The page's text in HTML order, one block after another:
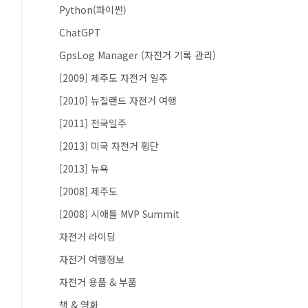
Python(파이썬)
ChatGPT
GpsLog Manager (자전거 기록 관리)
[2009] 제주도 자전거 일주
[2010] 뉴질랜드 자전거 여행
[2011] 전국일주
[2013] 미국 자전거 횡단
[2013] 뉴욕
[2008] 제주도
[2008] 시애틀 MVP Summit
자전거 라이딩
자전거 여행정보
자전거 용품 & 부품
책 & 영화